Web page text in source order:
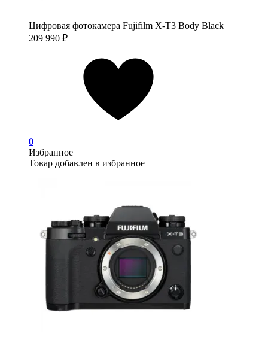
Цифровая фотокамера Fujifilm X-T3 Body Black
209 990 ₽
0
Избранное
Товар добавлен в избранное